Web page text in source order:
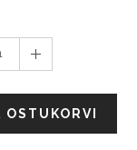
OSTUKORVI